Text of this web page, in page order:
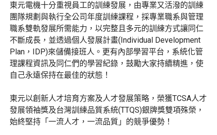
東元電機十分重視員工的訓練發展，由專業又活潑的訓練
團隊規劃與執行全公司年度訓練課程，採專業職系與管理
職系雙軌發展所需能力，以完整且多元的訓練方式讓同仁
不斷成長，並透過個人發展計畫(Individual Development
Plan，IDP)來儲備接班人。更有內部學習平台，系統化管
理課程資訊及同仁們的學習紀錄，鼓勵大家持續精進，使
自己永遠保持在最佳的狀態！
東元以創新人才培育方案及人才發展策略，榮獲TCSA人才
發展領袖獎及台灣訓練品質系統(TTQS)銀牌獎雙項殊榮，
始終堅持「一流人才，一流品質」的競爭優勢！